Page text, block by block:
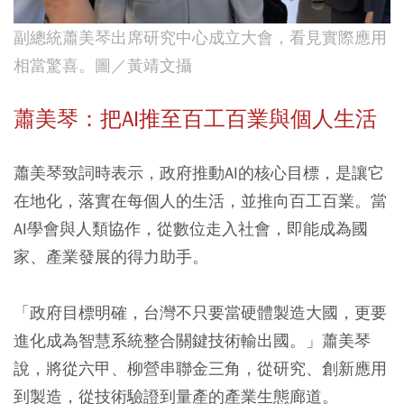
副總統蕭美琴出席研究中心成立大會，看見實際應用
相當驚喜。圖／黃靖文攝
蕭美琴：把AI推至百工百業與個人生活
蕭美琴致詞時表示，政府推動AI的核心目標，是讓它
在地化，落實在每個人的生活，並推向百工百業。當
AI學會與人類協作，從數位走入社會，即能成為國
家、產業發展的得力助手。
「政府目標明確，台灣不只要當硬體製造大國，更要
進化成為智慧系統整合關鍵技術輸出國。」蕭美琴
說，將從六甲、柳營串聯金三角，從研究、創新應用
到製造，從技術驗證到量產的產業生態廊道。